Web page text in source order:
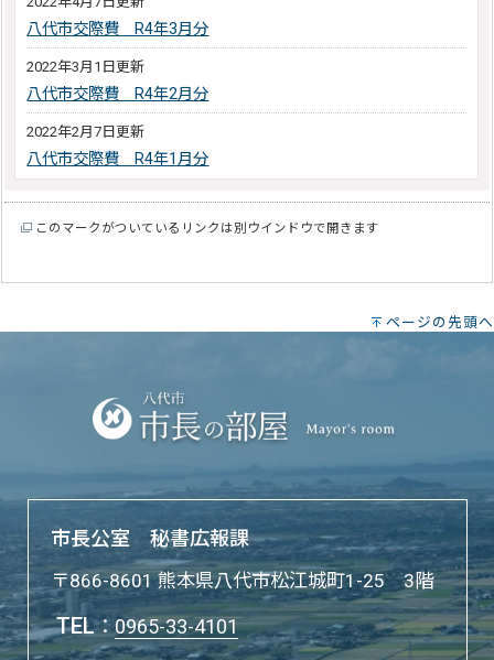
八代市交際費 R4年3月分
2022年3月1日更新
八代市交際費 R4年2月分
2022年2月7日更新
八代市交際費 R4年1月分
このマークがついているリンクは別ウインドウで開きます
ページの先頭へ
市長公室 秘書広報課
〒866-8601 熊本県八代市松江城町1-25 3階
TEL：0965-33-4101